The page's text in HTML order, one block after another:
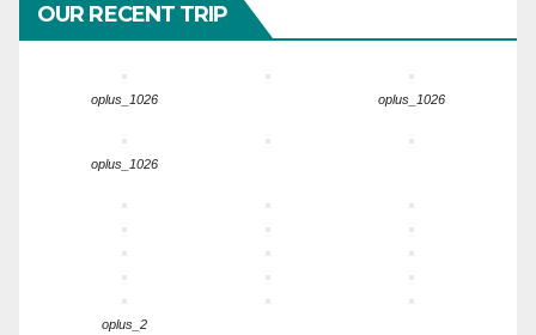
OUR RECENT TRIP
oplus_1026 oplus_1026
oplus_1026
oplus_2